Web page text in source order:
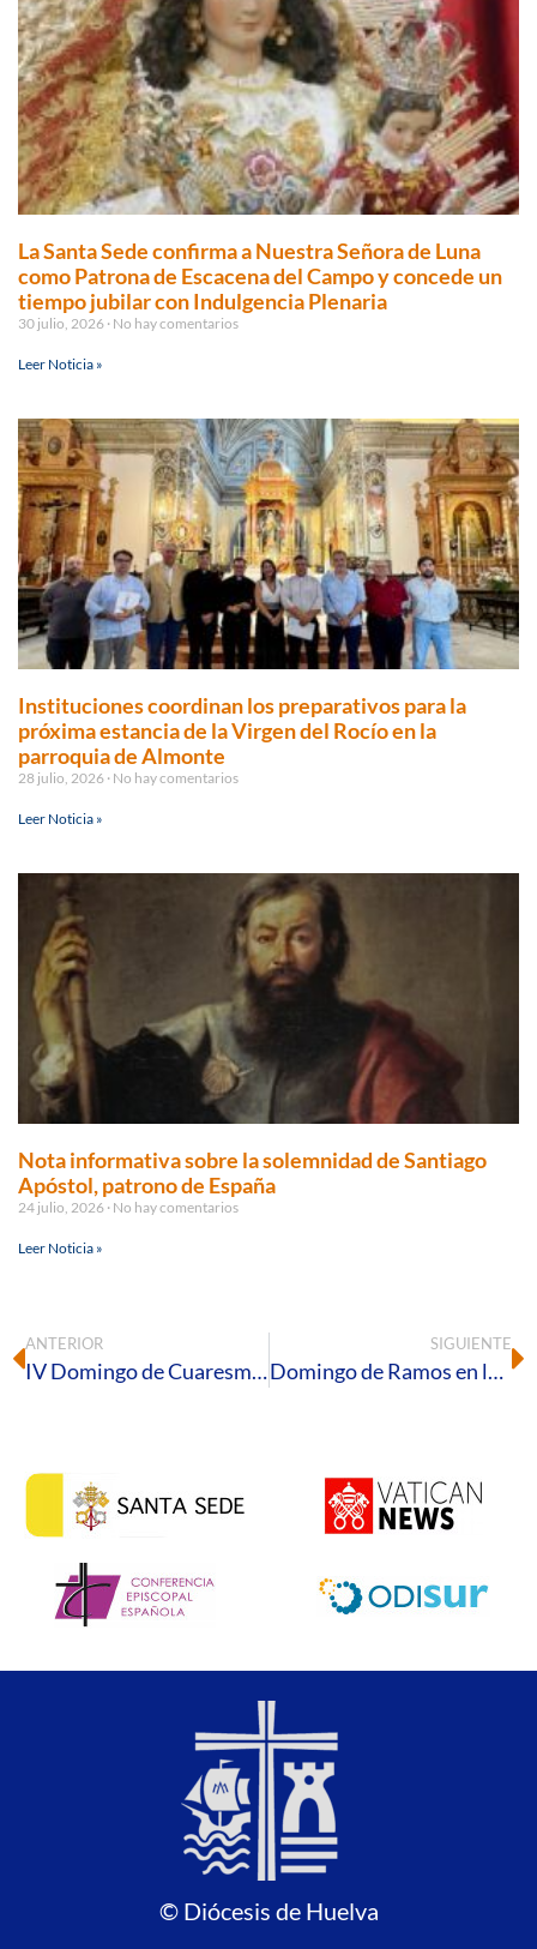
La Santa Sede confirma a Nuestra Señora de Luna
como Patrona de Escacena del Campo y concede un
tiempo jubilar con Indulgencia Plenaria
30 julio, 2026 No hay comentarios
Leer Noticia »
Instituciones coordinan los preparativos para la
próxima estancia de la Virgen del Rocío en la
parroquia de Almonte
28 julio, 2026 No hay comentarios
Leer Noticia »
Nota informativa sobre la solemnidad de Santiago
Apóstol, patrono de España
24 julio, 2026 No hay comentarios
Leer Noticia »
ANTERIOR
IV Domingo de Cuaresma – Ciclo B
SIGUIENTE
Domingo de Ramos en la Pasión del Señor – Ciclo C
© Diócesis de Huelva